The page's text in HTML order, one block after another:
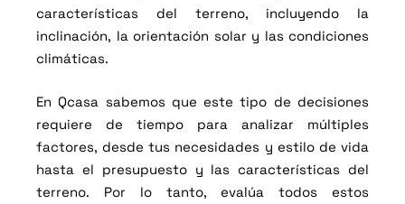
características del terreno, incluyendo la
inclinación, la orientación solar y las condiciones
climáticas.
En Qcasa sabemos que este tipo de decisiones
requiere de tiempo para analizar múltiples
factores, desde tus necesidades y estilo de vida
hasta el presupuesto y las características del
terreno. Por lo tanto, evalúa todos estos